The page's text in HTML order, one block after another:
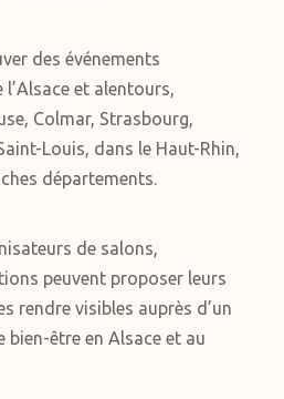
des événements
et alentours,
Colmar, Strasbourg,
Louis, dans le Haut-Rhin,
départements.
de salons,
peuvent proposer leurs
rendre visibles auprès d’un
bien-être en Alsace et au